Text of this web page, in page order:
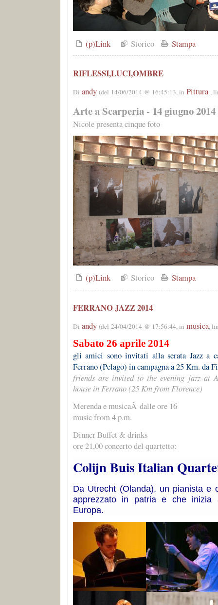
(p)Link Storico Stampa
RIFLESSI,LUCI,OMBRE
Di andy (del 14/06/2014 @ 16:45:13, in Pittura ,
Arte a Scarperia - 14 giugno 2014
Nicole presenta cinque foto
(p)Link Storico Stampa
FERRANO JAZZ 2014
Di andy (del 24/04/2014 @ 17:56:44, in musica,
Sabato 26 aprile 2014
gli amici sono invitati alla serata Jazz a
Ferrano (Pelago) in campagna a 25 Km. da
friends are invited to the evening jazz at
house in Ferrano (25 Km from Florence)
Merenda e musicaÂ dalle ore 16
music from 4 p.m.
Dinner Buffet & drinks
ore 21,00 concerto del quartetto:
Colijn Buis Italian
Da Utrecht (Olanda), un pianista e
apprezzato in patria e che inizia
Europa.